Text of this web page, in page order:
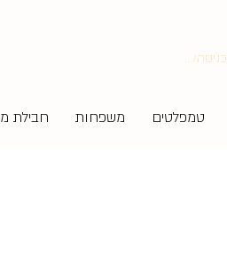
כניסה/הרשמה
טמפלטים משפחות חבילת